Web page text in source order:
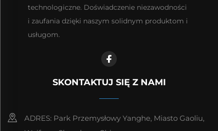
technologiczne. Doświadczenie niezawodności
i zaufania dzięki naszym solidnym produktom i
usługom.
SKONTAKTUJ SIĘ Z NAMI
ADRES: Park Przemysłowy Yanghe, Miasto Gaoliu,